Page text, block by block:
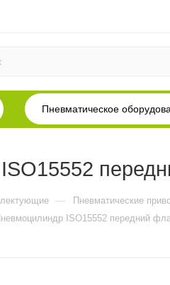
Пневматическое
— Пневматические
ISO15552 передний